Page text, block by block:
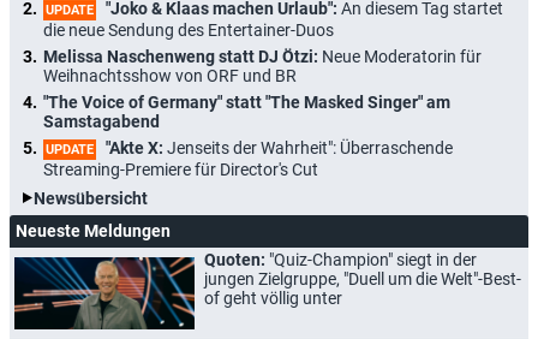
UPDATE "Joko & Klaas machen Urlaub": An diesem Tag startet
die neue Sendung des Entertainer-Duos
Melissa Naschenweng statt DJ Ötzi: Neue Moderatorin für
Weihnachtsshow von ORF und BR
"The Voice of Germany" statt "The Masked Singer" am
Samstagabend
UPDATE "Akte X: Jenseits der Wahrheit": Überraschende
Streaming-Premiere für Director's Cut
Newsübersicht
Neueste Meldungen
Quoten: "Quiz-Champion" siegt in der
jungen Zielgruppe, "Duell um die Welt"-Best-
of geht völlig unter